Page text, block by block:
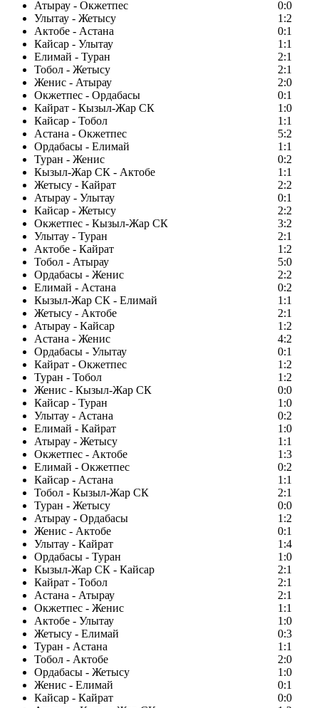
Атырау - Окжетпес
0:0
Улытау - Жетысу
1:2
Актобе - Астана
0:1
Кайсар - Улытау
1:1
Елимай - Туран
2:1
Тобол - Жетысу
2:1
Женис - Атырау
2:0
Окжетпес - Ордабасы
0:1
Кайрат - Кызыл-Жар СК
1:0
Кайсар - Тобол
1:1
Астана - Окжетпес
5:2
Ордабасы - Елимай
1:1
Туран - Женис
0:2
Кызыл-Жар СК - Актобе
1:1
Жетысу - Кайрат
2:2
Атырау - Улытау
0:1
Кайсар - Жетысу
2:2
Окжетпес - Кызыл-Жар СК
3:2
Улытау - Туран
2:1
Актобе - Кайрат
1:2
Тобол - Атырау
5:0
Ордабасы - Женис
2:2
Елимай - Астана
0:2
Кызыл-Жар СК - Елимай
1:1
Жетысу - Актобе
2:1
Атырау - Кайсар
1:2
Астана - Женис
4:2
Ордабасы - Улытау
0:1
Кайрат - Окжетпес
1:2
Туран - Тобол
1:2
Женис - Кызыл-Жар СК
0:0
Кайсар - Туран
1:0
Улытау - Астана
0:2
Елимай - Кайрат
1:0
Атырау - Жетысу
1:1
Окжетпес - Актобе
1:3
Елимай - Окжетпес
0:2
Кайсар - Астана
1:1
Тобол - Кызыл-Жар СК
2:1
Туран - Жетысу
0:0
Атырау - Ордабасы
1:2
Женис - Актобе
0:1
Улытау - Кайрат
1:4
Ордабасы - Туран
1:0
Кызыл-Жар СК - Кайсар
2:1
Кайрат - Тобол
2:1
Астана - Атырау
2:1
Окжетпес - Женис
1:1
Актобе - Улытау
1:0
Жетысу - Елимай
0:3
Туран - Астана
1:1
Тобол - Актобе
2:0
Ордабасы - Жетысу
1:0
Женис - Елимай
0:1
Кайсар - Кайрат
0:0